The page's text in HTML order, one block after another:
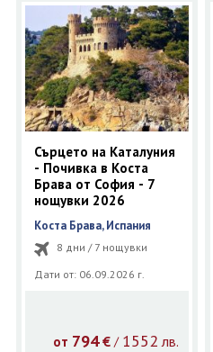
ЗА НАС
ФИРМЕНИ ДОКУМЕНТИ
0700 144 34
ПОСЛЕДВАЙТЕ НИ
Сърцето на Каталуния
- Почивка в Коста
Брава от София - 7
нощувки 2026
Коста Брава, Испания
8 дни / 7 нощувки
Дати от: 06.09.2026 г.
от 794 €/ 1552 лв.